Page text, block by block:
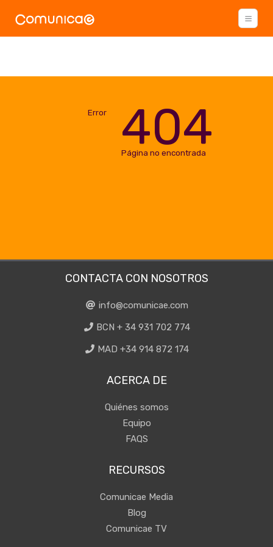
Error 404
Página no encontrada
CONTACTA CON NOSOTROS
info@comunicae.com
BCN + 34 931 702 774
MAD +34 914 872 174
ACERCA DE
Quiénes somos
Equipo
FAQS
RECURSOS
Comunicae Media
Blog
Comunicae TV